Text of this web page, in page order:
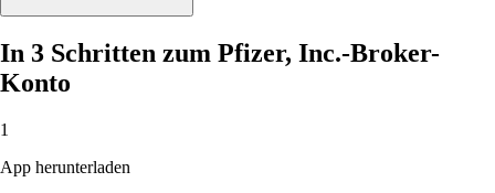
In 3 Schritten zum Pfizer, Inc.-Broker-
Konto
1
App herunterladen